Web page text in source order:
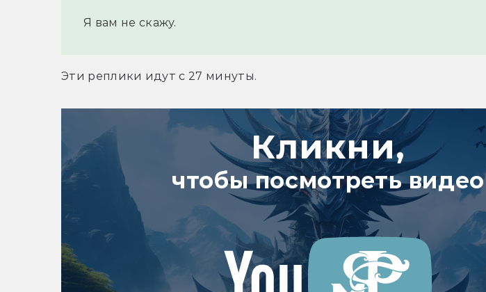
Я вам не скажу.
Эти реплики идут с 27 минуты.
Кликни,
чтобы посмотреть видео